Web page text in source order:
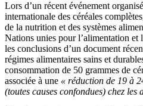
Lors d’un récent événement
internationale des céréales
de la nutrition et des systèmes
Nations unies pour l’alimentation
les conclusions d’un document
régimes alimentaires sains et
consommation de 50 grammes de
associée à une « réduction de 19 à
(toutes causes confondues) chez les